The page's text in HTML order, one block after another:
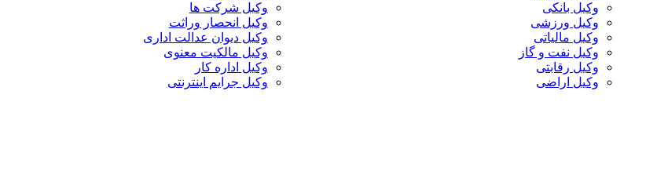
وکیل بانکی
وکیل ورزشی
وکیل مالیاتی
وکیل نفت و گاز
وکیل رقابتی
وکیل اراضی
وکیل شرکت ها
وکیل انحصار وراثت
وکیل دیوان عدالت اداری
وکیل مالکیت معنوی
وکیل اداره کار
وکیل جرایم اینترنتی